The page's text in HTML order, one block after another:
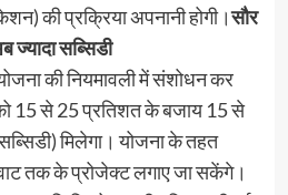
की प्रक्रिया अपनानी होगी।सौर
ज्यादा सब्सिडी
की नियमावली में संशोधन कर
को 15 से 25 प्रतिशत के बजाय 15 से
मिलेगा। योजना के तहत
तक के प्रोजेक्ट लगाए जा सकेंगे।